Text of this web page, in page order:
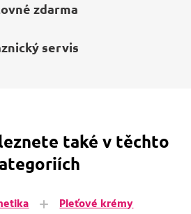
zdarma
servis
také v těchto
Pleťové krémy